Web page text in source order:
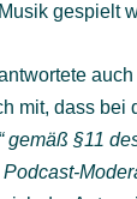
gespielt
mit, dass bei
gemäß §11